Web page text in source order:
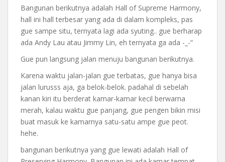
Bangunan berikutnya adalah Hall of Supreme Harmony,
hall ini hall terbesar yang ada di dalam kompleks, pas
gue sampe situ, ternyata lagi ada syuting.. gue berharap
ada Andy Lau atau Jimmy Lin, eh ternyata ga ada -_-“
Gue pun langsung jalan menuju bangunan berikutnya.
Karena waktu jalan-jalan gue terbatas, gue hanya bisa
jalan lurusss aja, ga belok-belok. padahal di sebelah
kanan kiri itu berderat kamar-kamar kecil berwarna
merah, kalau waktu gue panjang, gue pengen bikin misi
buat masuk ke kamarnya satu-satu ampe gue peot.
hehe.
bangunan berikutnya yang gue lewati adalah Hall of